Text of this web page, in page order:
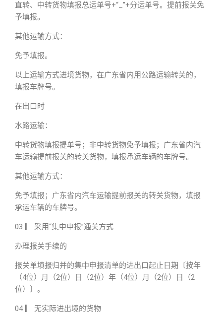
直转、中转货物填报总运单号+“_”+分运单号。提前报关免
予填报。
其他运输方式：
免予填报。
以上运输方式进境货物，在广东省内用公路运输转关的，
填报车牌号。
在出口时
水路运输：
中转货物填报提单号；非中转货物免予填报；广东省内汽
车运输提前报关的转关货物，填报承运车辆的车牌号。
其他运输方式：
免予填报；广东省内汽车运输提前报关的转关货物，填报
承运车辆的车牌号。
03 ▎ 采用“集中申报”通关方式
办理报关手续的
报关单填报归并的集中申报清单的进出口起止日期〔按年
（4位）月（2位）日（2位）年（4位）月（2位）日（2
位）〕。
04 ▎ 无实际进出境的货物